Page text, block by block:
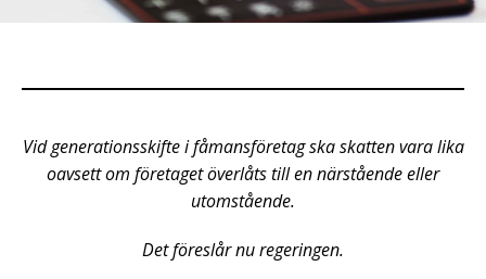
Vid generationsskifte i fåmansföretag ska skatten vara lika
oavsett om företaget överlåts till en närstående eller
utomstående.
Det föreslår nu regeringen.